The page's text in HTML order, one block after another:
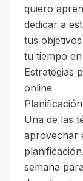
quiero
dedicar a
tus
tu tiempo
Estrategias
online
Una de las
aprovechar
semana